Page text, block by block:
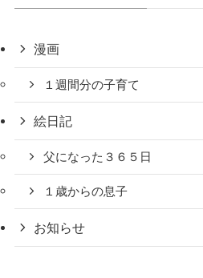
漫画
１週間分の子育て
絵日記
父になった３６５日
１歳からの息子
お知らせ